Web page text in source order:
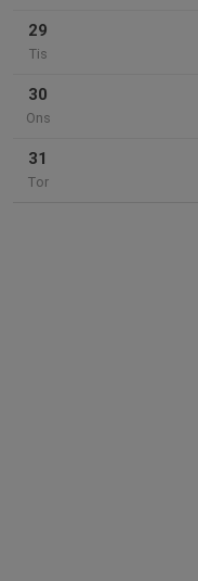
29
Tis
30
Ons
31
Tor